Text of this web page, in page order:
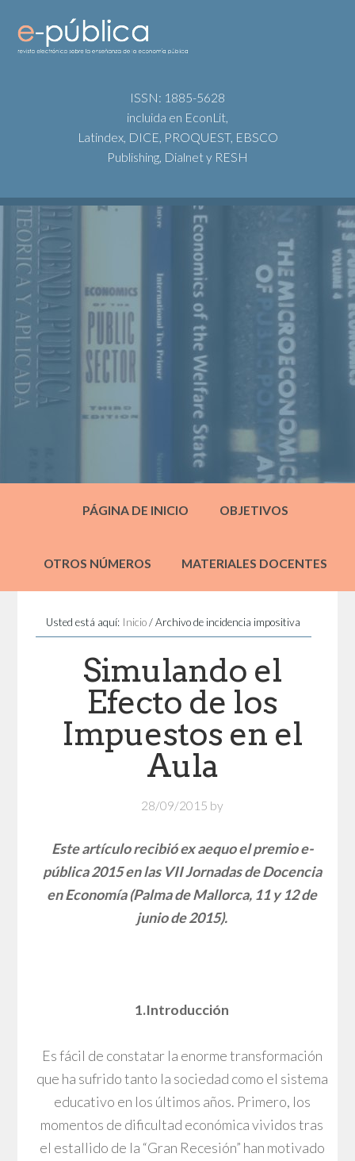
ISSN: 1885-5628
incluida en EconLit,
Latindex, DICE, PROQUEST, EBSCO
Publishing, Dialnet y RESH
PÁGINA DE INICIO OBJETIVOS
OTROS NÚMEROS MATERIALES DOCENTES
Usted está aquí: Inicio /Archivo de incidencia impositiva
Simulando el
Efecto de los
Impuestos en el
Aula
28/09/2015 by
Este artículo recibió ex aequo el premio e-
pública 2015 en las VII Jornadas de Docencia
en Economía (Palma de Mallorca, 11 y 12 de
junio de 2015).
1.Introducción
Es fácil de constatar la enorme transformación
que ha sufrido tanto la sociedad como el sistema
educativo en los últimos años. Primero, los
momentos de dificultad económica vividos tras
el estallido de la “Gran Recesión” han motivado